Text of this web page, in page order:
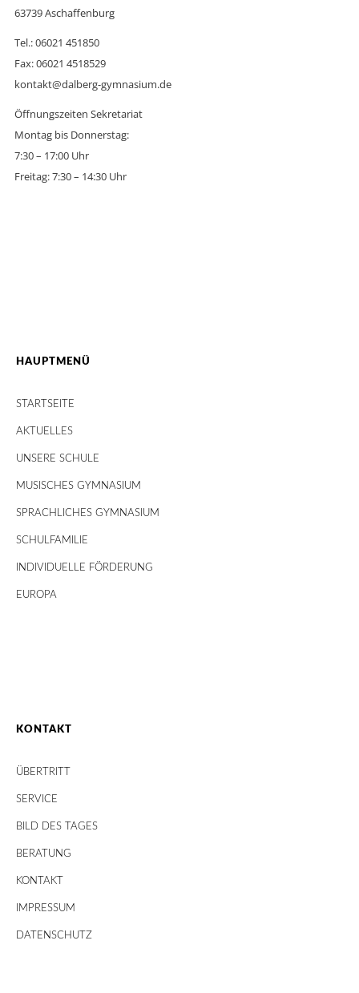
63739 Aschaffenburg
Tel.: 06021 451850
Fax: 06021 4518529
kontakt@dalberg-gymnasium.de
Öffnungszeiten Sekretariat
Montag bis Donnerstag:
7:30 – 17:00 Uhr
Freitag: 7:30 – 14:30 Uhr
HAUPTMENÜ
STARTSEITE
AKTUELLES
UNSERE SCHULE
MUSISCHES GYMNASIUM
SPRACHLICHES GYMNASIUM
SCHULFAMILIE
INDIVIDUELLE FÖRDERUNG
EUROPA
KONTAKT
ÜBERTRITT
SERVICE
BILD DES TAGES
BERATUNG
KONTAKT
IMPRESSUM
DATENSCHUTZ